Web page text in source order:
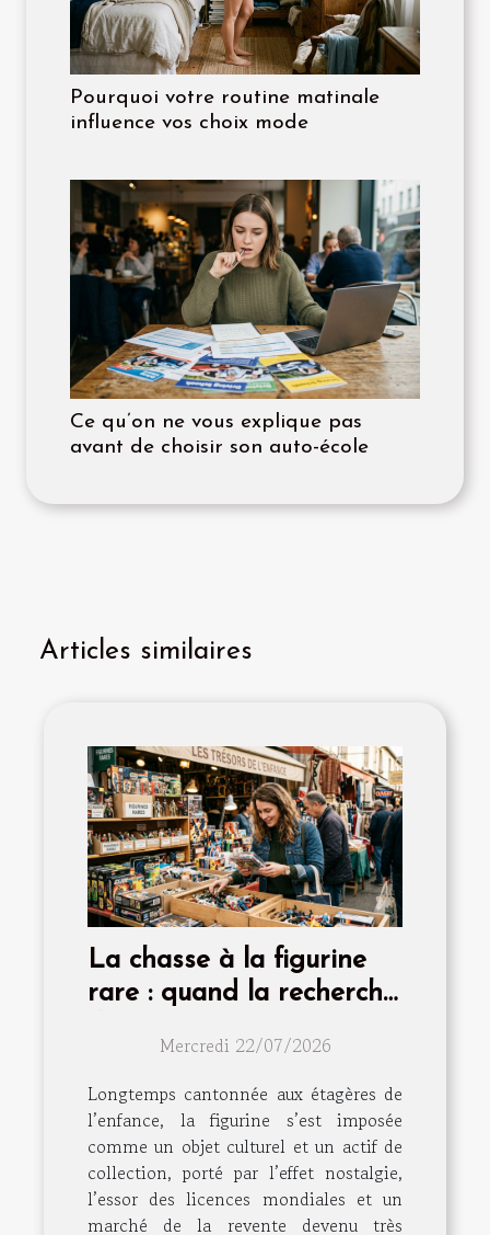
Pourquoi votre routine matinale
influence vos choix mode
Ce qu’on ne vous explique pas
avant de choisir son auto-école
Articles similaires
La chasse à la figurine
rare : quand la recherche
Mercredi 22/07/2026
Longtemps cantonnée aux étagères de
l’enfance, la figurine s’est imposée
comme un objet culturel et un actif de
collection, porté par l’effet nostalgie,
l’essor des licences mondiales et un
marché de la revente devenu très